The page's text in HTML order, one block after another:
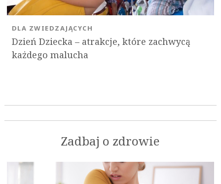
Dzień Dziecka – atrakcje, które zachwycą
każdego malucha
DLA ZWIEDZAJĄCYCH
Zadbaj o zdrowie